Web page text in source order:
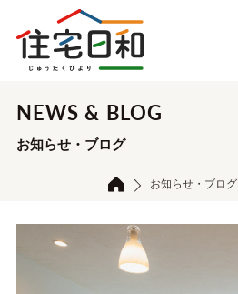
NEWS & BLOG
お知らせ・ブログ
お知らせ・ブログ